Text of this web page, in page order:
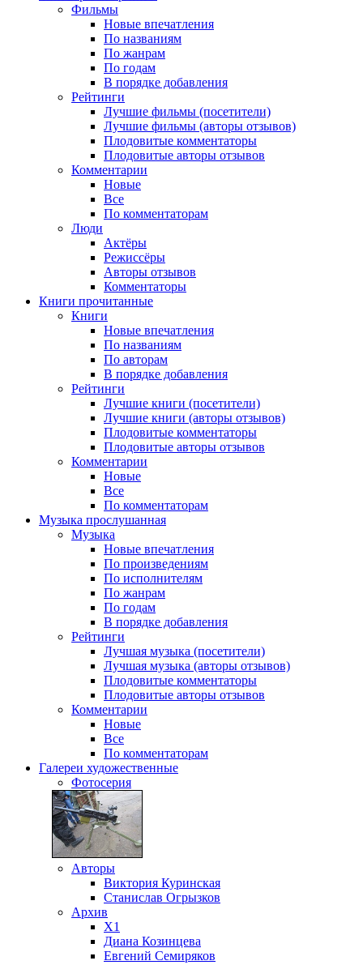
Фильмы
Новые впечатления
По названиям
По жанрам
По годам
В порядке добавления
Рейтинги
Лучшие фильмы (посетители)
Лучшие фильмы (авторы отзывов)
Плодовитые комментаторы
Плодовитые авторы отзывов
Комментарии
Новые
Все
По комментаторам
Люди
Актёры
Режиссёры
Авторы отзывов
Комментаторы
Книги прочитанные
Книги
Новые впечатления
По названиям
По авторам
В порядке добавления
Рейтинги
Лучшие книги (посетители)
Лучшие книги (авторы отзывов)
Плодовитые комментаторы
Плодовитые авторы отзывов
Комментарии
Новые
Все
По комментаторам
Музыка прослушанная
Музыка
Новые впечатления
По произведениям
По исполнителям
По жанрам
По годам
В порядке добавления
Рейтинги
Лучшая музыка (посетители)
Лучшая музыка (авторы отзывов)
Плодовитые комментаторы
Плодовитые авторы отзывов
Комментарии
Новые
Все
По комментаторам
Галереи художественные
Фотосерия
Авторы
Виктория Куринская
Станислав Огрызков
Архив
X1
Диана Козинцева
Евгений Семиряков